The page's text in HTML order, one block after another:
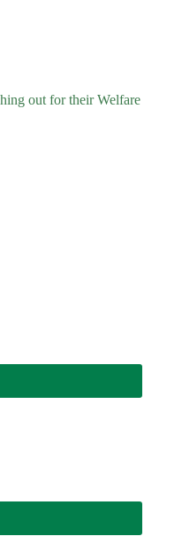
out for their Welfare